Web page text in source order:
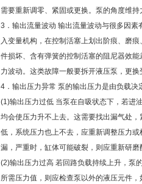
需要重新调零、紧固或更换。泵的角度维
3．输出流量波动 输出流量波动与很多因
入变量机构，在控制活塞上划出阶痕、磨
件损坏、含有弹簧的控制活塞的阻尼器效
力波动。这类故障一般要拆开液压泵，更
4．输出压力异常 泵的输出压力是由负载
(1)输出压力过低 当泵在自吸状态下，若进
均会使压力升不上去。这需要找出漏气处
低，系统压力也上不去，应重新调整压力
漏，严重时，缸体可能破裂，则应重新研
(2)输出压力过高 若回路负载持续上升，泵
所需压力值，则应检查泵以外的液压元件